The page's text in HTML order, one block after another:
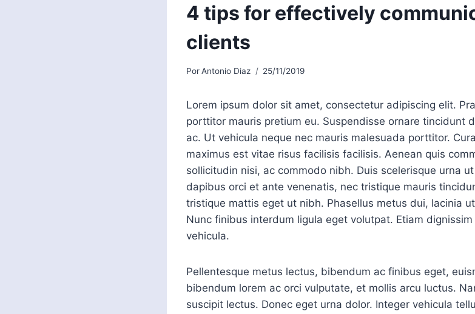
4 tips for effectively
clients
PorAntonio Diaz 25/11/2019
Lorem ipsum dolor sit amet, consectetur adipiscing elit.
porttitor mauris pretium eu. Suspendisse ornare tincidunt
ac. Ut vehicula neque nec mauris malesuada porttitor.
maximus est vitae risus facilisis facilisis. Aenean quis
sollicitudin nisi, ac commodo nibh. Duis scelerisque urna
dapibus orci et ante venenatis, nec tristique mauris
tristique mattis eget ut nibh. Phasellus metus dui, lacinia
Nunc finibus interdum ligula eget volutpat. Etiam
vehicula.
Pellentesque metus lectus, bibendum ac finibus eget,
bibendum lorem ac orci vulputate, et mollis arcu luctus.
suscipit lectus. Donec eget urna dolor. Integer vehicula